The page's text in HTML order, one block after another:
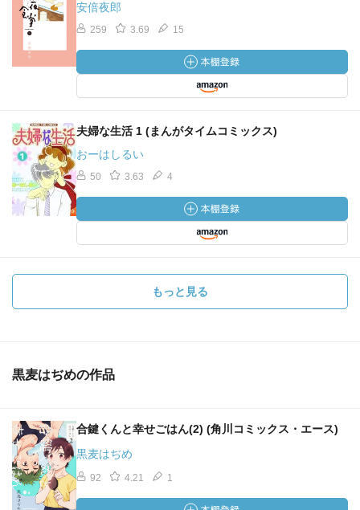
安倍夜郎
259 3.69 15
夫婦な生活 1 (まんがタイムコミックス)
おーはしるい
50 3.63 4
もっと見る
黒麦はぢめの作品
合鍵くんと幸せごはん(2) (角川コミックス・エース)
黒麦はぢめ
92 4.21 1